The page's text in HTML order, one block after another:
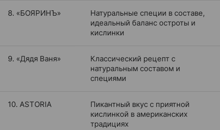
8. «БОЯРИНЪ»
Натуральные специи в составе,
идеальный баланс остроты и
кислинки
9. «Дядя Ваня»
Классический рецепт с
натуральным составом и
специями
10. ASTORIA
Пикантный вкус с приятной
кислинкой в американских
традициях